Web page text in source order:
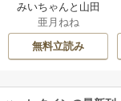
みいちゃんと山田
さん
亜月ねね
無料立読み